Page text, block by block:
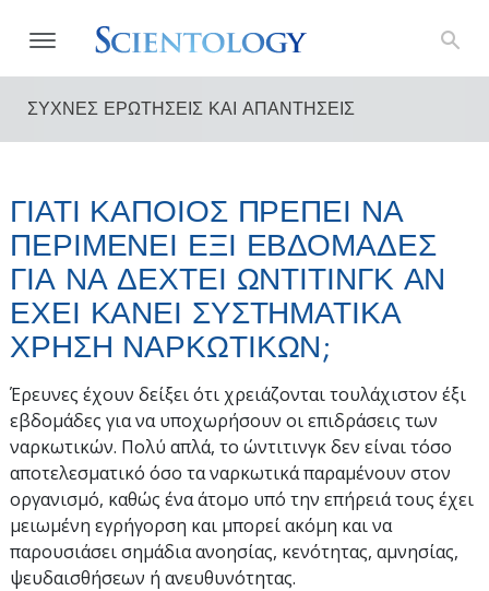
ΣΥΧΝΕΣ ΕΡΩΤΗΣΕΙΣ ΚΑΙ ΑΠΑΝΤΗΣΕΙΣ
ΓΙΑΤΙ ΚΑΠΟΙΟΣ ΠΡΕΠΕΙ ΝΑ
ΠΕΡΙΜΕΝΕΙ ΕΞΙ ΕΒΔΟΜΑΔΕΣ
ΓΙΑ ΝΑ ΔΕΧΤΕΙ ΩΝΤΙΤΙΝΓΚ ΑΝ
ΕΧΕΙ ΚΑΝΕΙ ΣΥΣΤΗΜΑΤΙΚΑ
ΧΡΗΣΗ ΝΑΡΚΩΤΙΚΩΝ;
Έρευνες έχουν δείξει ότι χρειάζονται τουλάχιστον έξι
εβδομάδες για να υποχωρήσουν οι επιδράσεις των
ναρκωτικών. Πολύ απλά, το ώντιτινγκ δεν είναι τόσο
αποτελεσματικό όσο τα ναρκωτικά παραμένουν στον
οργανισμό, καθώς ένα άτομο υπό την επήρειά τους έχει
μειωμένη εγρήγορση και μπορεί ακόμη και να
παρουσιάσει σημάδια ανοησίας, κενότητας, αμνησίας,
ψευδαισθήσεων ή ανευθυνότητας.